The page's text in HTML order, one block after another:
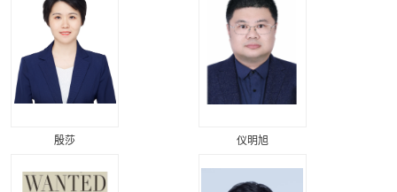
殷莎 仪明旭